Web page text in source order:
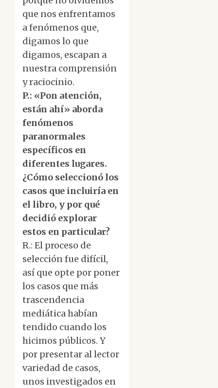
que nos enfrentamos
a fenómenos que,
digamos lo que
digamos, escapan a
nuestra comprensión
y raciocinio.
P.: «Pon atención,
están ahí» aborda
fenómenos
paranormales
específicos en
diferentes lugares.
¿Cómo seleccionó los
casos que incluiría en
el libro, y por qué
decidió explorar
estos en particular?
R.: El proceso de
selección fue difícil,
así que opte por poner
los casos que más
trascendencia
mediática habían
tendido cuando los
hicimos públicos. Y
por presentar al lector
variedad de casos,
unos investigados en